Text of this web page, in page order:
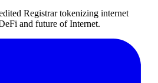
Registrar tokenizing internet
and future of Internet.